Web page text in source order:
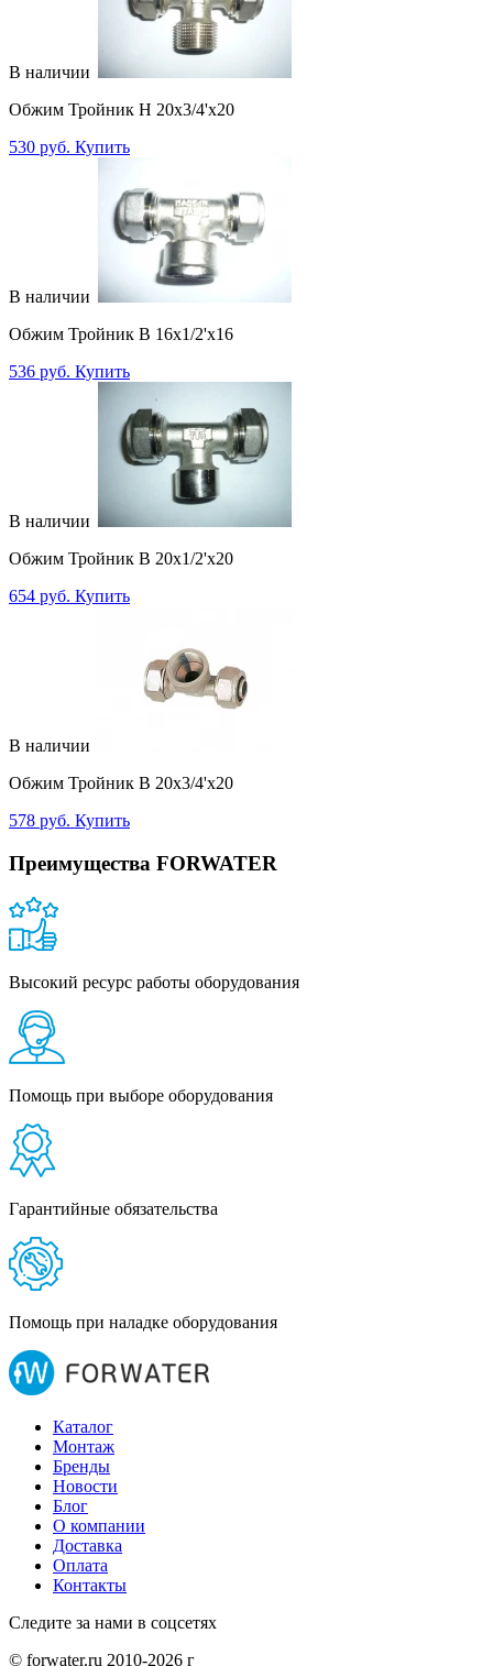
В наличии
Обжим Тройник Н 20х3/4'x20
530 руб. Купить
В наличии
Обжим Тройник В 16х1/2'x16
536 руб. Купить
В наличии
Обжим Тройник В 20х1/2'x20
654 руб. Купить
В наличии
Обжим Тройник В 20х3/4'x20
578 руб. Купить
Преимущества FORWATER
Высокий ресурс работы оборудования
Помощь при выборе оборудования
Гарантийные обязательства
Помощь при наладке оборудования
Каталог
Монтаж
Бренды
Новости
Блог
О компании
Доставка
Оплата
Контакты
Следите за нами в соцсетях
© forwater.ru 2010-2026 г